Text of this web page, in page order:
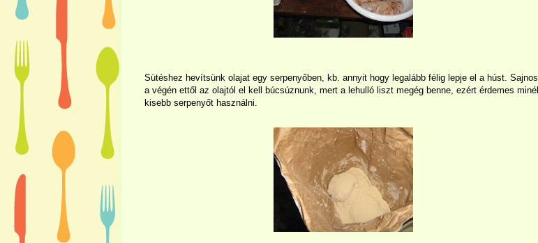
Sütéshez hevítsünk olajat egy serpenyőben, kb. annyit hogy legalább félig lepje el a húst. Sajnos
a végén ettől az olajtól el kell búcsúznunk, mert a lehulló liszt megég benne, ezért érdemes minél
kisebb serpenyőt használni.